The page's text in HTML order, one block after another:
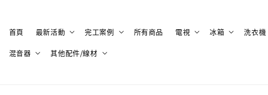
首頁 最新活動 完工案例 所有商品 電視 冰箱 洗衣機
混音器 其他配件/線材